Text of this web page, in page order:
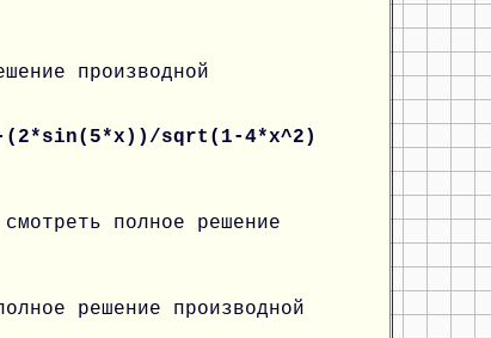
производной
sqrt(1-4*x^2)
смотреть полное решение
решение производной